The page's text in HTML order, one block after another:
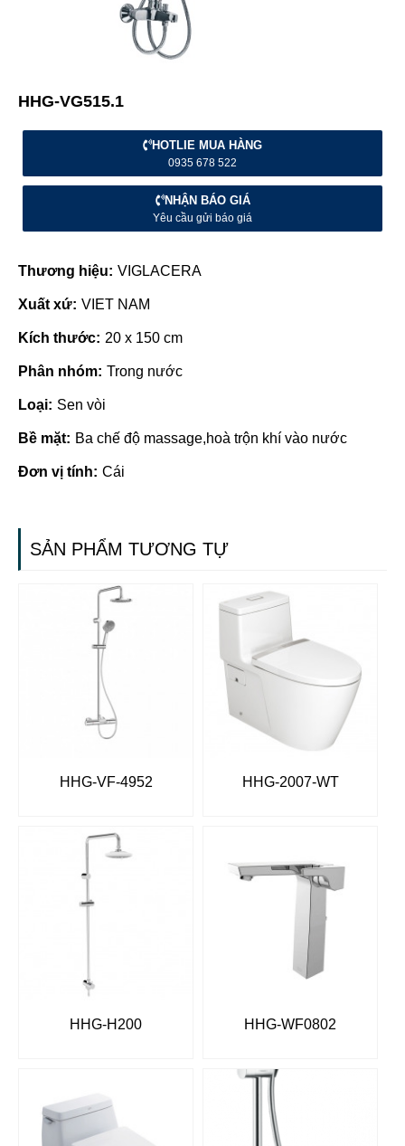
HHG-VG515.1
HOTLIE MUA HÀNG
0935 678 522
NHẬN BÁO GIÁ
Yêu cầu gửi báo giá
Thương hiệu: VIGLACERA
Xuất xứ: VIET NAM
Kích thước: 20 x 150 cm
Phân nhóm: Trong nước
Loại: Sen vòi
Bề mặt: Ba chế độ massage,hoà trộn khí vào nước
Đơn vị tính: Cái
SẢN PHẨM TƯƠNG TỰ
HHG-VF-4952 HHG-2007-WT
HHG-H200 HHG-WF0802